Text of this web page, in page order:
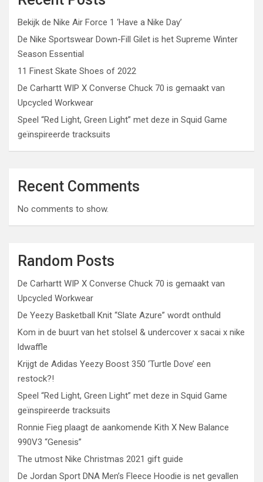
Bekijk de Nike Air Force 1 ‘Have a Nike Day’
De Nike Sportswear Down-Fill Gilet is het Supreme Winter
Season Essential
11 Finest Skate Shoes of 2022
De Carhartt WIP X Converse Chuck 70 is gemaakt van
Upcycled Workwear
Speel “Red Light, Green Light” met deze in Squid Game
geïnspireerde tracksuits
Recent Comments
No comments to show.
Random Posts
De Carhartt WIP X Converse Chuck 70 is gemaakt van
Upcycled Workwear
De Yeezy Basketball Knit “Slate Azure” wordt onthuld
Kom in de buurt van het stolsel & undercover x sacai x nike
ldwaffle
Krijgt de Adidas Yeezy Boost 350 ‘Turtle Dove’ een
restock?!
Speel “Red Light, Green Light” met deze in Squid Game
geïnspireerde tracksuits
Ronnie Fieg plaagt de aankomende Kith X New Balance
990V3 “Genesis”
The utmost Nike Christmas 2021 gift guide
De Jordan Sport DNA Men’s Fleece Hoodie is net gevallen